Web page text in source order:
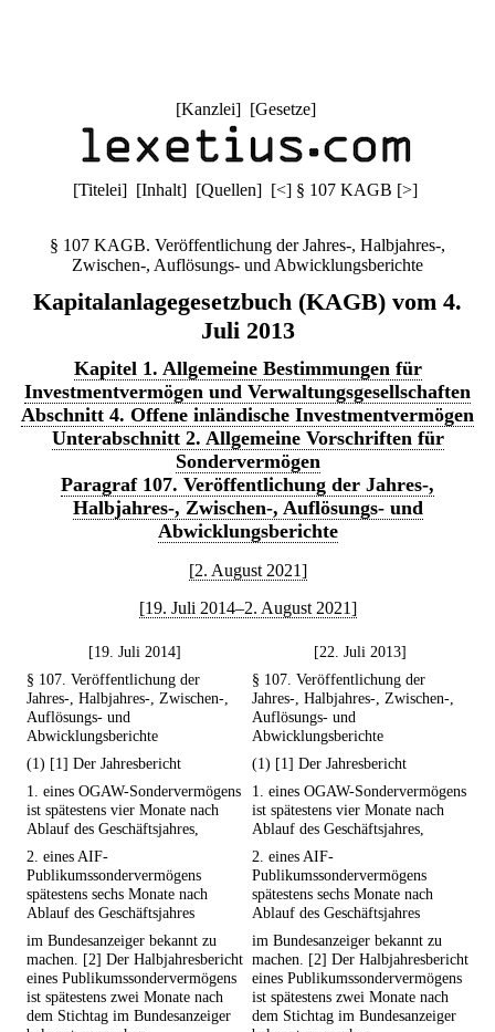
[Kanzlei] [Gesetze]
[Titelei] [Inhalt] [Quellen] [<] § 107 KAGB [>]
§ 107 KAGB. Veröffentlichung der Jahres-, Halbjahres-,
Zwischen-, Auflösungs- und Abwicklungsberichte
Kapitalanlagegesetzbuch (KAGB) vom 4.
Juli 2013
Kapitel 1. Allgemeine Bestimmungen für
Investmentvermögen und Verwaltungsgesellschaften
Abschnitt 4. Offene inländische Investmentvermögen
Unterabschnitt 2. Allgemeine Vorschriften für
Sondervermögen
Paragraf 107. Veröffentlichung der Jahres-,
Halbjahres-, Zwischen-, Auflösungs- und
Abwicklungsberichte
[2. August 2021]
[19. Juli 2014–2. August 2021]
[19. Juli 2014]
[22. Juli 2013]
§ 107. Veröffentlichung der
Jahres-, Halbjahres-, Zwischen-,
Auflösungs- und
Abwicklungsberichte
§ 107. Veröffentlichung der
Jahres-, Halbjahres-, Zwischen-,
Auflösungs- und
Abwicklungsberichte
(1) [1] Der Jahresbericht
(1) [1] Der Jahresbericht
1. eines OGAW-Sondervermögens
ist spätestens vier Monate nach
Ablauf des Geschäftsjahres,
1. eines OGAW-Sondervermögens
ist spätestens vier Monate nach
Ablauf des Geschäftsjahres,
2. eines AIF-
Publikumssondervermögens
spätestens sechs Monate nach
Ablauf des Geschäftsjahres
2. eines AIF-
Publikumssondervermögens
spätestens sechs Monate nach
Ablauf des Geschäftsjahres
im Bundesanzeiger bekannt zu
machen. [2] Der Halbjahresbericht
eines Publikumssondervermögens
ist spätestens zwei Monate nach
dem Stichtag im Bundesanzeiger
im Bundesanzeiger bekannt zu
machen. [2] Der Halbjahresbericht
eines Publikumssondervermögens
ist spätestens zwei Monate nach
dem Stichtag im Bundesanzeiger